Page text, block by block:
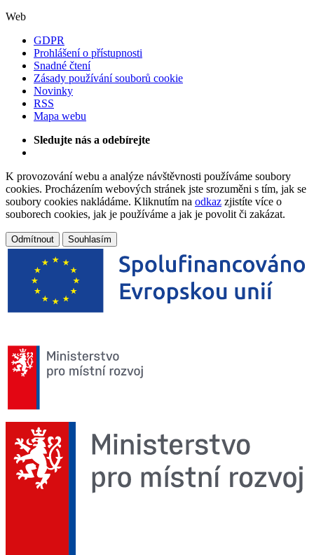
Web
GDPR
Prohlášení o přístupnosti
Snadné čtení
Zásady používání souborů cookie
Novinky
RSS
Mapa webu
Sledujte nás a odebírejte
K provozování webu a analýze návštěvnosti používáme soubory
cookies. Procházením webových stránek jste srozuměni s tím, jak se
soubory cookies nakládáme. Kliknutím na odkaz zjistíte více o
souborech cookies, jak je používáme a jak je povolit či zakázat.
Odmítnout Souhlasím